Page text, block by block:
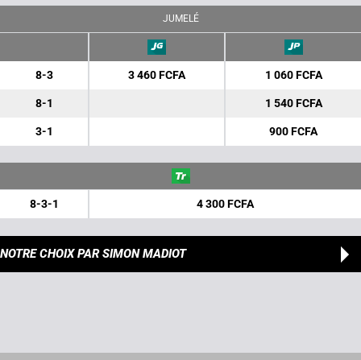
JUMELÉ
8-3 3 460 FCFA 1 060 FCFA
8-1 1 540 FCFA
3-1 900 FCFA
8-3-1 4 300 FCFA
NOTRE CHOIX PAR SIMON MADIOT